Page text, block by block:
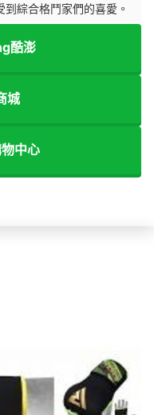
綜合格鬥家們的喜愛。
酷澎
城
中心